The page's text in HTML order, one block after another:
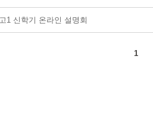
고1 신학기 온라인 설명회
1